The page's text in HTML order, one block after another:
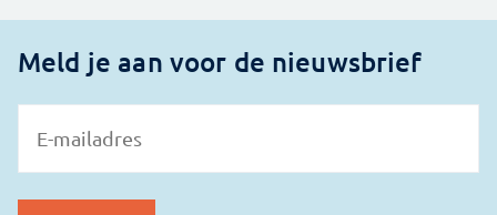
Meld je aan voor de nieuwsbrief